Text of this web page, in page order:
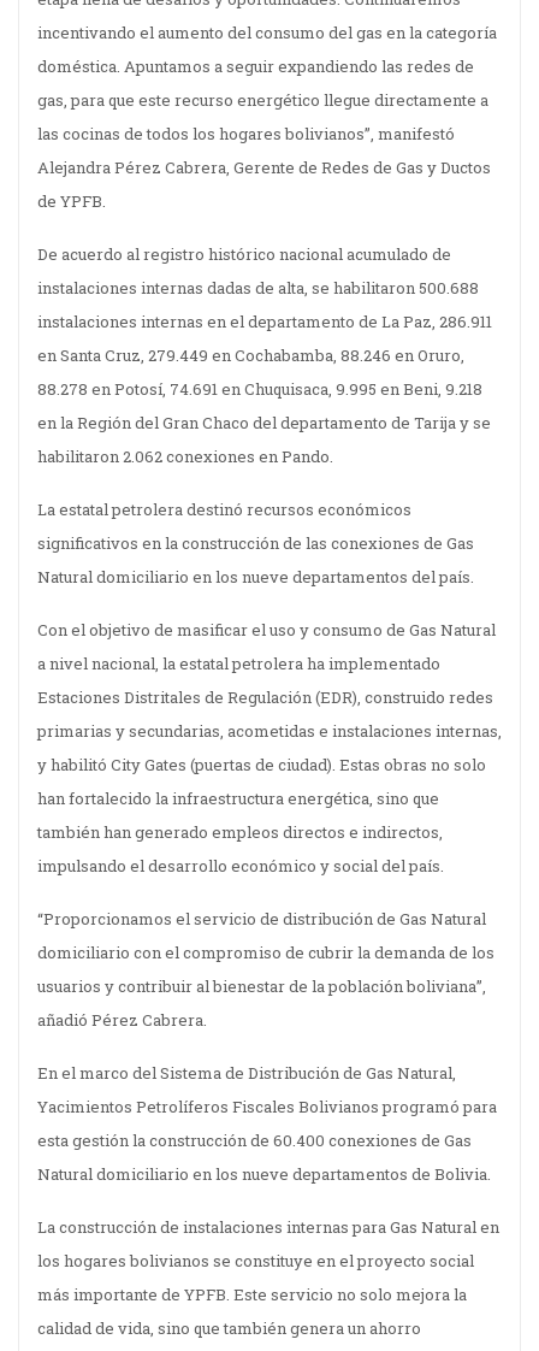
incentivando el aumento del consumo del gas en la categoría
doméstica. Apuntamos a seguir expandiendo las redes de
gas, para que este recurso energético llegue directamente a
las cocinas de todos los hogares bolivianos”, manifestó
Alejandra Pérez Cabrera, Gerente de Redes de Gas y Ductos
de YPFB.
De acuerdo al registro histórico nacional acumulado de
instalaciones internas dadas de alta, se habilitaron 500.688
instalaciones internas en el departamento de La Paz, 286.911
en Santa Cruz, 279.449 en Cochabamba, 88.246 en Oruro,
88.278 en Potosí, 74.691 en Chuquisaca, 9.995 en Beni, 9.218
en la Región del Gran Chaco del departamento de Tarija y se
habilitaron 2.062 conexiones en Pando.
La estatal petrolera destinó recursos económicos
significativos en la construcción de las conexiones de Gas
Natural domiciliario en los nueve departamentos del país.
Con el objetivo de masificar el uso y consumo de Gas Natural
a nivel nacional, la estatal petrolera ha implementado
Estaciones Distritales de Regulación (EDR), construido redes
primarias y secundarias, acometidas e instalaciones internas,
y habilitó City Gates (puertas de ciudad). Estas obras no solo
han fortalecido la infraestructura energética, sino que
también han generado empleos directos e indirectos,
impulsando el desarrollo económico y social del país.
“Proporcionamos el servicio de distribución de Gas Natural
domiciliario con el compromiso de cubrir la demanda de los
usuarios y contribuir al bienestar de la población boliviana”,
añadió Pérez Cabrera.
En el marco del Sistema de Distribución de Gas Natural,
Yacimientos Petrolíferos Fiscales Bolivianos programó para
esta gestión la construcción de 60.400 conexiones de Gas
Natural domiciliario en los nueve departamentos de Bolivia.
La construcción de instalaciones internas para Gas Natural en
los hogares bolivianos se constituye en el proyecto social
más importante de YPFB. Este servicio no solo mejora la
calidad de vida, sino que también genera un ahorro